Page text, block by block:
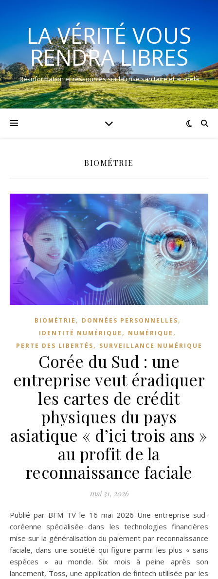
LA VÉRITÉ VOUS
RENDRA LIBRES
Ré-information et ressources sur la crise sanitaire et au-delà
BIOMÉTRIE
BIOMÉTRIE , DONNÉES PERSONNELLES,
IDENTITÉ NUMÉRIQUE , NUMÉRIQUE ,
PERTE DES LIBERTÉS, SURVEILLANCE NUMÉRIQUE
Corée du Sud : une
entreprise veut éradiquer
les cartes de crédit
physiques du pays
asiatique « d’ici trois ans »
au profit de la
reconnaissance faciale
mai 31, 2026
Publié par BFM TV le 16 mai 2026 Une entreprise sud-
coréenne spécialisée dans les technologies financières
mise sur la généralisation du paiement par reconnaissance
faciale, dans une société qui figure parmi les plus « sans
espèces » au monde. Six mois à peine après son
lancement, Toss, une application de fintech utilisée par les